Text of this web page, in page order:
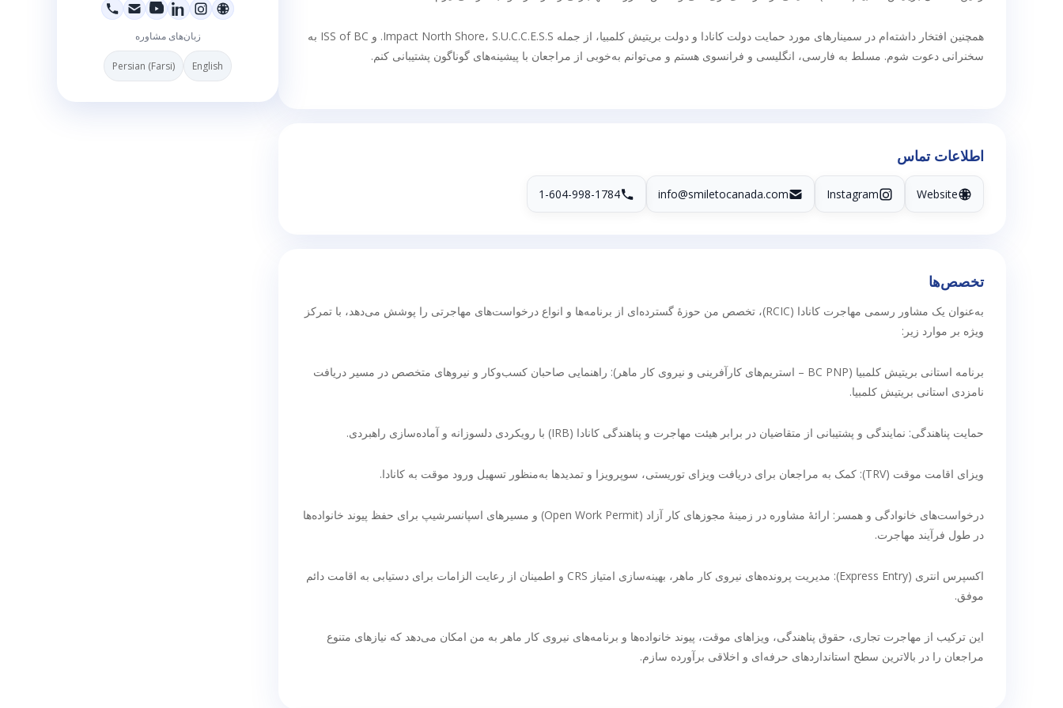
زبان‌های مشاوره
English
Persian (Farsi)
همچنین افتخار داشته‌ام در سمینارهای مورد حمایت دولت کانادا و دولت بریتیش کلمبیا، از جمله Impact North Shore، S.U.C.C.E.S.S. و ISS of BC به
سخنرانی دعوت شوم. مسلط به فارسی، انگلیسی و فرانسوی هستم و می‌توانم به‌خوبی از مراجعان با پیشینه‌های گوناگون پشتیبانی کنم.
اطلاعات تماس
Website
Instagram
info@smiletocanada.com
1-604-998-1784
تخصص‌ها
به‌عنوان یک مشاور رسمی مهاجرت کانادا (RCIC)، تخصص من حوزهٔ گسترده‌ای از برنامه‌ها و انواع درخواست‌های مهاجرتی را پوشش می‌دهد، با تمرکز
ویژه بر موارد زیر:
برنامه استانی بریتیش کلمبیا (BC PNP – استریم‌های کارآفرینی و نیروی کار ماهر): راهنمایی صاحبان کسب‌وکار و نیروهای متخصص در مسیر دریافت
نامزدی استانی بریتیش کلمبیا.
حمایت پناهندگی: نمایندگی و پشتیبانی از متقاضیان در برابر هیئت مهاجرت و پناهندگی کانادا (IRB) با رویکردی دلسوزانه و آماده‌سازی راهبردی.
ویزای اقامت موقت (TRV): کمک به مراجعان برای دریافت ویزای توریستی، سوپرویزا و تمدیدها به‌منظور تسهیل ورود موقت به کانادا.
درخواست‌های خانوادگی و همسر: ارائهٔ مشاوره در زمینهٔ مجوزهای کار آزاد (Open Work Permit) و مسیرهای اسپانسرشیپ برای حفظ پیوند خانواده‌ها
در طول فرآیند مهاجرت.
اکسپرس انتری (Express Entry): مدیریت پرونده‌های نیروی کار ماهر، بهینه‌سازی امتیاز CRS و اطمینان از رعایت الزامات برای دستیابی به اقامت دائم
موفق.
این ترکیب از مهاجرت تجاری، حقوق پناهندگی، ویزاهای موقت، پیوند خانواده‌ها و برنامه‌های نیروی کار ماهر به من امکان می‌دهد که نیازهای متنوع
مراجعان را در بالاترین سطح استانداردهای حرفه‌ای و اخلاقی برآورده سازم.